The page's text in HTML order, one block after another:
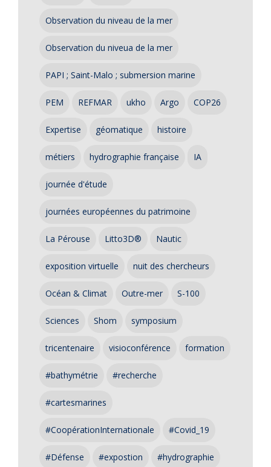
Observation du niveau de la mer
Observation du niveua de la mer
PAPI ; Saint-Malo ; submersion marine
PEM REFMAR ukho Argo COP26
Expertise géomatique histoire
métiers hydrographie française IA
journée d'étude
journées européennes du patrimoine
La Pérouse Litto3D® Nautic
exposition virtuelle nuit des chercheurs
Océan & Climat Outre-mer S-100
Sciences Shom symposium
tricentenaire visioconférence formation
#bathymétrie #recherche
#cartesmarines
#CoopérationInternationale #Covid_19
#Défense #expostion #hydrographie